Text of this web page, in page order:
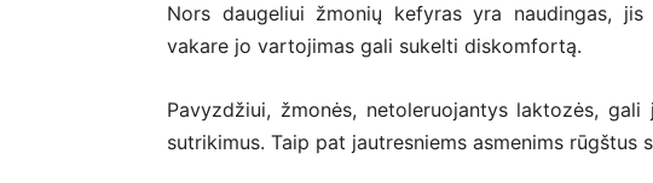
Nors daugeliui žmonių kefyras yra naudingas,
vakare jo vartojimas gali sukelti diskomfortą.
Pavyzdžiui, žmonės, netoleruojantys laktozės,
sutrikimus. Taip pat jautresniems asmenims rūgštus